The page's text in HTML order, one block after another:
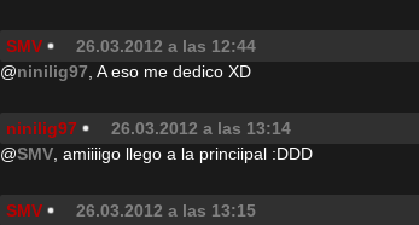
SMV 26.03.2012 a las 12:44
@ninilig97 , A eso me dedico XD
ninilig97 26.03.2012 a las 13:14
@SMV , amiiiigo llego a la princiipal :DDD
SMV 26.03.2012 a las 13:15